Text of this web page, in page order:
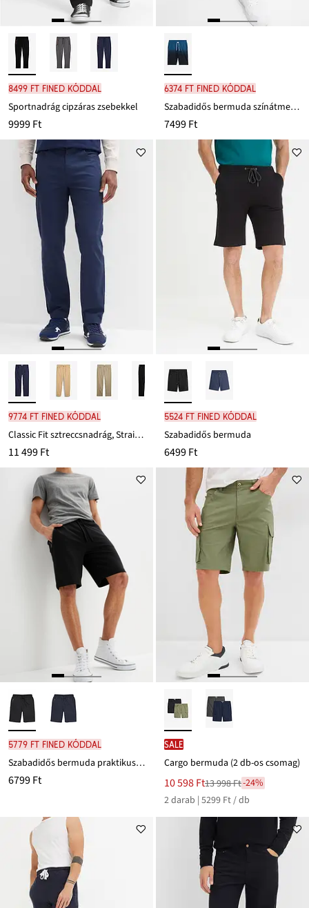
8499 Ft FINED kóddal
Sportnadrág cipzáras zsebekkel
9999 Ft
6374 Ft FINED kóddal
Szabadidős bermuda színátmenetellel
7499 Ft
9774 Ft FINED kóddal
Classic Fit sztreccsnadrág, Straight
11 499 Ft
5524 Ft FINED kóddal
Szabadidős bermuda
6499 Ft
5779 Ft FINED kóddal
Szabadidős bermuda praktikus cipzáras zsebekkel
6799 Ft
SALE
Cargo bermuda (2 db-os csomag)
Új
ár
10 598 Ft
Leárazva
13 998 Ft
Ft-
13 998 Ft-24%
2 darab | 5299 Ft / db